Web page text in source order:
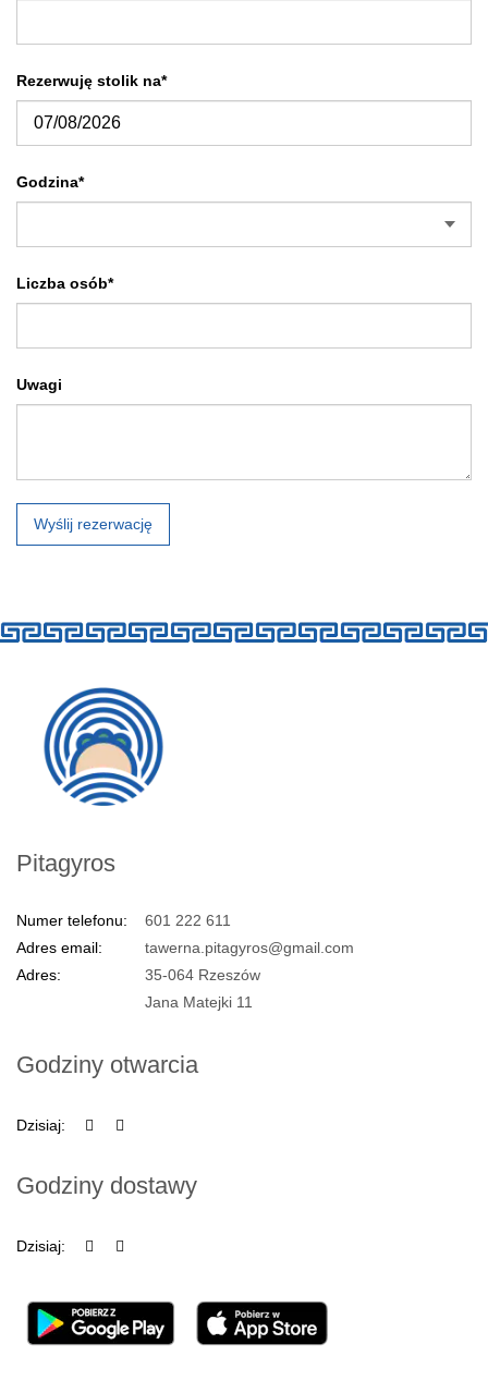
Rezerwuję stolik na*
Godzina*
Liczba osób*
Uwagi
Wyślij rezerwację
Pitagyros
Numer telefonu:
601 222 611
Adres email:
tawerna.pitagyros@gmail.com
Adres:
35-064 Rzeszów
Jana Matejki 11
Godziny otwarcia
Dzisiaj:
Godziny dostawy
Dzisiaj: